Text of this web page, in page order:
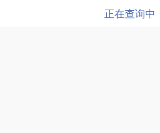
正在查询中